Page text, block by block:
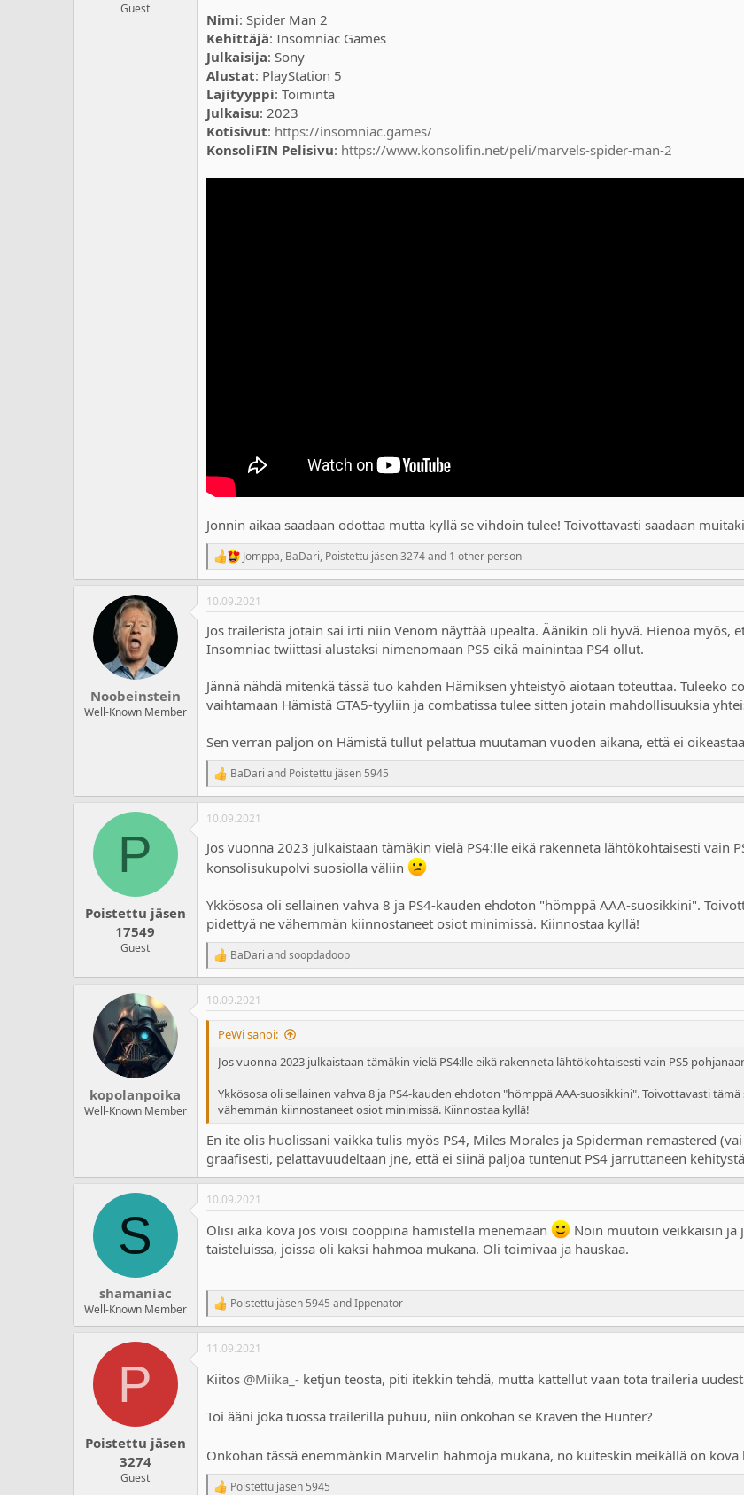
ä
ä
r
ä
Guest
Nimi: Spider Man 2
Kehittäjä: Insomniac Games
Julkaisija: Sony
Alustat: PlayStation 5
Lajityyppi: Toiminta
Julkaisu: 2023
Kotisivut: https://insomniac.games/
KonsoliFIN Pelisivu: https://www.konsolifin.net/peli/marvels-spider-man-2
Jonnin aikaa saadaan odottaa mutta kyllä se vihdoin tulee! Toivottavasti saadaan
R
e
a
c
i
o
:
Jomppa, BaDari, Poistettu jäsen 3274and 1 other person
Noobeinstein
Well-Known Member
10.09.2021
Jos trailerista jotain sai irti niin Venom näyttää upealta. Äänikin oli hyvä. Hienoa myös,
Insomniac twiittasi alustaksi nimenomaan PS5 eikä mainintaa PS4 ollut.
Jännä nähdä mitenkä tässä tuo kahden Hämiksen yhteistyö aiotaan toteuttaa. Tuleeko
vaihtamaan Hämistä GTA5-tyyliin ja combatissa tulee sitten jotain mahdollisuuksia
Sen verran paljon on Hämistä tullut pelattua muutaman vuoden aikana, että ei
R
e
a
c
i
o
:
BaDari and Poistettu jäsen 5945
P
Poistettu jäsen
17549
Guest
10.09.2021
Jos vuonna 2023 julkaistaan tämäkin vielä PS4:lle eikä rakenneta lähtökohtaisesti vain
konsolisukupolvi suosiolla väliin
Ykkösosa oli sellainen vahva 8 ja PS4-kauden ehdoton "hömppä AAA-suosikkini".
pidettyä ne vähemmän kiinnostaneet osiot minimissä. Kiinnostaa kyllä!
R
e
a
c
t
BaDari andsoopdadoop
kopolanpoika
Well-Known Member
10.09.2021
PeWi sanoi:
Jos vuonna 2023 julkaistaan tämäkin vielä PS4:lle eikä rakenneta lähtökohtaisesti vain PS5
Ykkösosa oli sellainen vahva 8 ja PS4-kauden ehdoton "hömppä AAA-suosikkini". Toivottavasti
vähemmän kiinnostaneet osiot minimissä. Kiinnostaa kyllä!
En ite olis huolissani vaikka tulis myös PS4, Miles Morales ja Spiderman remastered
graafisesti, pelattavuudeltaan jne, että ei siinä paljoa tuntenut PS4 jarruttaneen
S
shamaniac
Well-Known Member
10.09.2021
Olisi aika kova jos voisi cooppina hämistellä menemään
Noin muutoin veikkaisin ja
taisteluissa, joissa oli kaksi hahmoa mukana. Oli toimivaa ja hauskaa.
R
e
a
c
i
s
Poistettu jäsen 5945 andIppenator
P
Poistettu jäsen
3274
Guest
11.09.2021
Kiitos @Miika_- ketjun teosta, piti itekkin tehdä, mutta kattellut vaan tota traileria
Toi ääni joka tuossa trailerilla puhuu, niin onkohan se Kraven the Hunter?
Onkohan tässä enemmänkin Marvelin hahmoja mukana, no kuiteskin meikällä on
Poistettu jäsen 5945